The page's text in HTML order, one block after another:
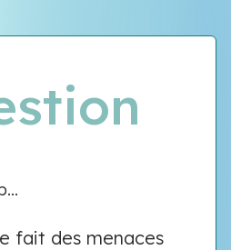
fait des menaces